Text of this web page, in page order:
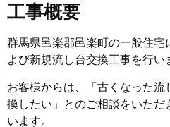
工事概要
群馬県邑楽郡邑楽町の一般住
よび新規流し台交換工事を行い
お客様からは、「古くなった
換したい」とのご相談をいただ
います。